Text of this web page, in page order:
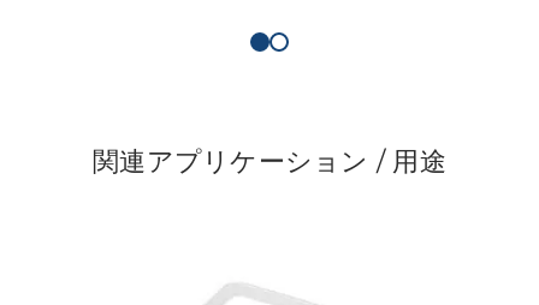
関連アプリケーション / 用途